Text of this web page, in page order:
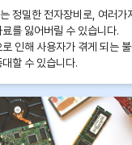
정밀한 전자장비로, 여러가
를 잃어버릴 수 있습니다.
인해 사용자가 겪게 되는
할 수 있습니다.